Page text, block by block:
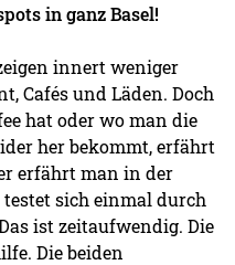
in ganz Basel!
innert weniger
Cafés und Läden. Doch
hat oder wo man die
her bekommt, erfährt
erfährt man in der
sich einmal durch
ist zeitaufwendig. Die
Die beiden